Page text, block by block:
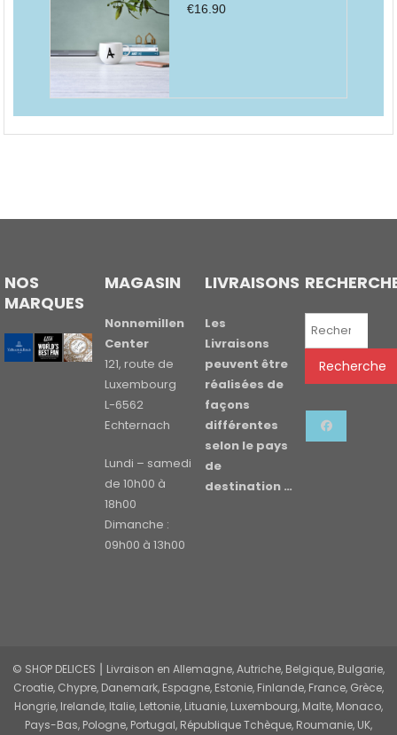
€16.90
NOS
MARQUES
MAGASIN
Nonnemillen
Center
121, route de
Luxembourg
L-6562
Echternach
Lundi – samedi
de 10h00 à
18h00
Dimanche :
09h00 à 13h00
LIVRAISONS
Les
Livraisons
peuvent être
réalisées de
façons
différentes
selon le pays
de
destination …
Recherche
Recherche
© SHOP DELICES ⎮ Livraison en Allemagne, Autriche, Belgique, Bulgarie,
Croatie, Chypre, Danemark, Espagne, Estonie, Finlande, France, Grèce,
Hongrie, Irelande, Italie, Lettonie, Lituanie, Luxembourg, Malte, Monaco,
Pays-Bas, Pologne, Portugal, République Tchèque, Roumanie, UK,